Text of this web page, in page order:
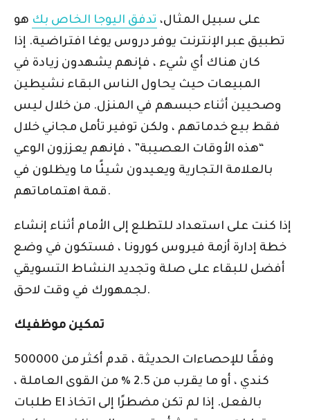
على سبيل المثال، تدفق اليوجا الخاص بك هو
تطبيق عبر الإنترنت يوفر دروس يوغا افتراضية. إذا
كان هناك أي شيء ، فإنهم يشهدون زيادة في
المبيعات حيث يحاول الناس البقاء نشيطين
وصحيين أثناء حبسهم في المنزل. من خلال ليس
فقط بيع خدماتهم ، ولكن توفير تأمل مجاني خلال
“هذه الأوقات العصيبة” ، فإنهم يعززون الوعي
بالعلامة التجارية ويعيدون شيئًا ما ويظلون في
قمة اهتماماتهم.
إذا كنت على استعداد للتطلع إلى الأمام أثناء إنشاء
خطة إدارة أزمة فيروس كورونا ، فستكون في وضع
أفضل للبقاء على صلة وتجديد النشاط التسويقي
لجمهورك في وقت لاحق.
تمكين موظفيك
وفقًا للإحصاءات الحديثة ، قدم أكثر من 500000
كندي ، أو ما يقرب من 2.5 ٪ من القوى العاملة ،
طلبات EI بالفعل. إذا لم تكن مضطرًا إلى اتخاذ